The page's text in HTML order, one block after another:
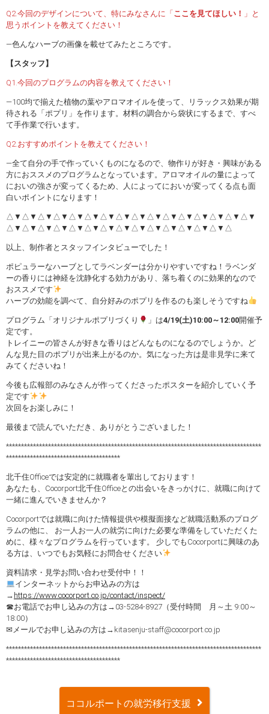
Q2.今回のデザインについて、特にみなさんに「 ここを見てほしい！ 」と
思うポイントを教えてください！
―色んなハーブの画像を載せてみたところです。
【スタッフ】
Q1.今回のプログラムの内容を教えてください！
―100均で揃えた植物の葉やアロマオイルを使って、リラックス効果が期
待される「ポプリ」を作ります。材料の調合から袋状にするまで、すべ
て手作業で行います。
Q2.おすすめポイントを教えてください！
―全て自分の手で作っていくものになるので、物作りが好き・興味がある
方におススメのプログラムとなっています。アロマオイルの量によって
においの強さが変ってくるため、人によってにおいが変ってくる点も面
白いポイントになります！
△▼△▼△▼△▼△▼△▼△▼△▼△▼△▼△▼△▼△▼△▼△▼△▼
△▼△▼△▼△▼△▼△▼△▼△▼△▼△▼△▼△▼△▼△▼△
以上、制作者とスタッフインタビューでした！
ポピュラーなハーブとしてラベンダーは分かりやすいですね！ラベンダ
ーの香りには神経を沈静化する効力があり、落ち着くのに効果的なので
おススメです
ハーブの効能を調べて、自分好みのポプリを作るのも楽しそうですね
プログラム「オリジナルポプリづくり 」は4/19(土)10:00～12:00開催予
定です。
トレイニーの皆さんが好きな香りはどんなものになるのでしょうか。ど
んな見た目のポプリが出来上がるのか。気になった方は是非見学に来て
みてくださいね！
今後も広報部のみなさんが作ってくださったポスターを紹介していく予
定です
次回をお楽しみに！
最後まで読んでいただき、ありがとうございました！
*************************************************************************************
**************************************
北千住Officeでは安定的に就職者を輩出しております！
あなたも、Cocorport北千住Officeとの出会いをきっかけに、就職に向けて
一緒に進んでいきませんか？
Cocorportでは就職に向けた情報提供や模擬面接など就職活動系のプログ
ラムの他に、 お一人お一人の就労に向けた必要な準備をしていただくた
めに、様々なプログラムを行っています。 少しでもCocorportに興味のあ
る方は、いつでもお気軽にお問合せください
資料請求・見学お問い合わせ受付中！！
インターネットからお申込みの方は
→ https://www.cocorport.co.jp/contact/inspect/
☎お電話でお申し込みの方は→03-5284-8927（受付時間 月～土 9:00～
18:00）
✉メールでお申し込みの方は→kitasenju-staff@cocorport.co.jp
*************************************************************************************
**************************************
ココルポートの就労移行支援